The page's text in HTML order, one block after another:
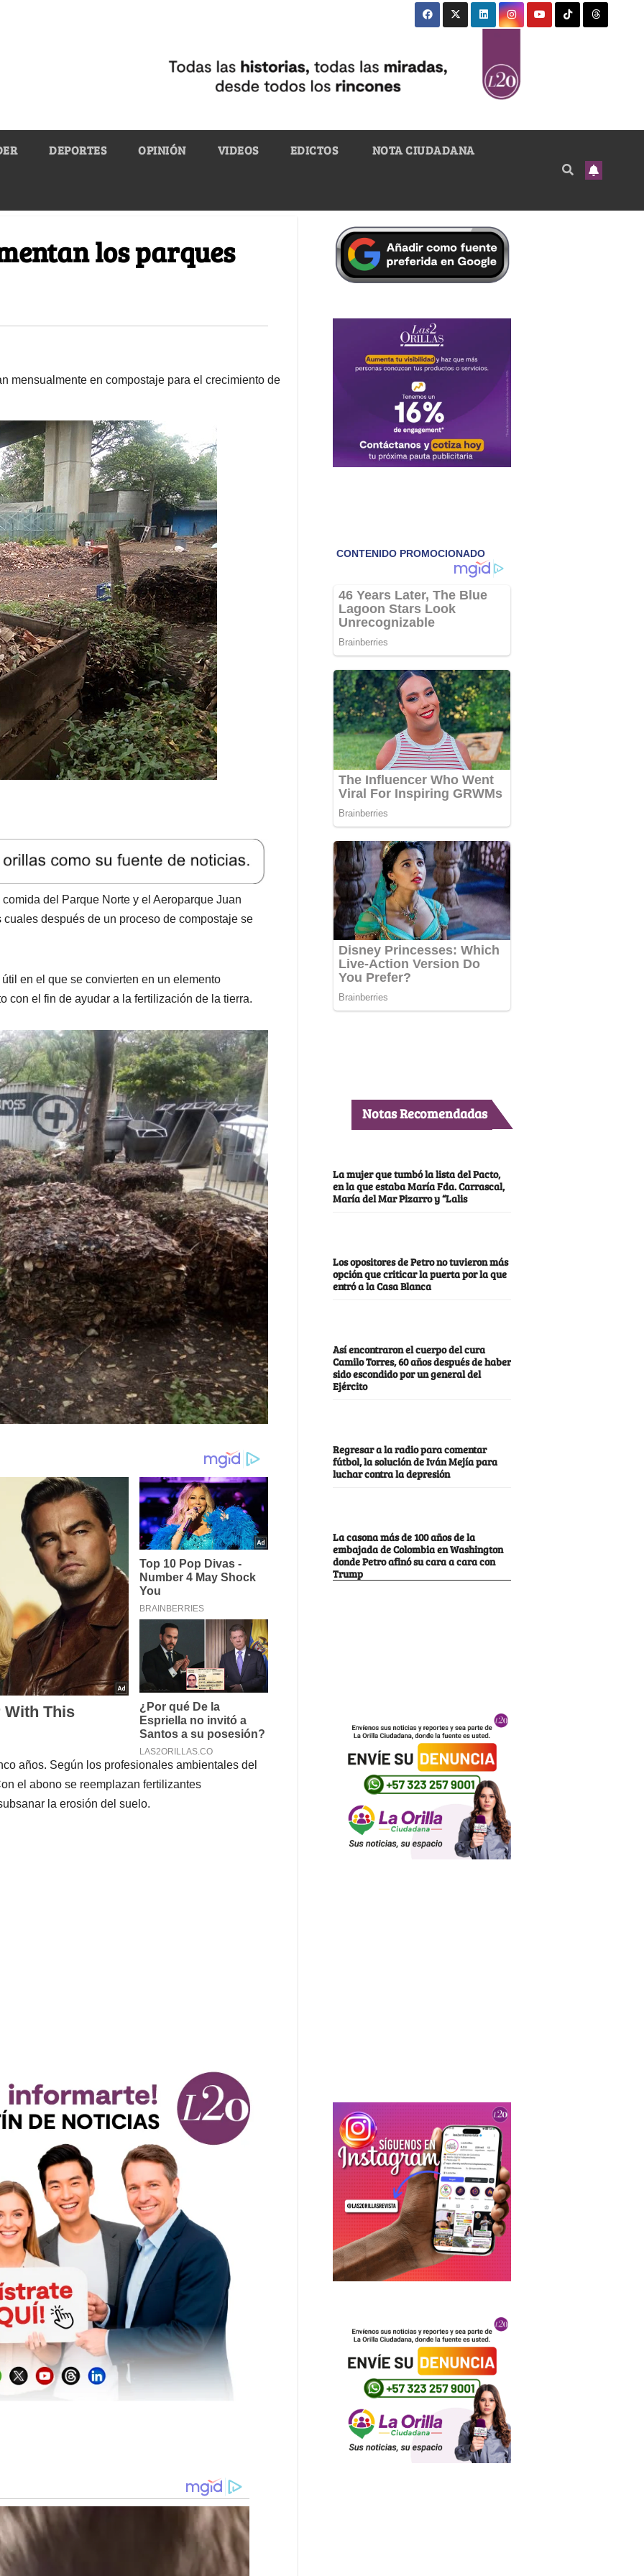
DEPORTES OPINIÓN VIDEOS EDICTOS NOTA CIUDADANA
los parques
mensualmente en compostaje para el crecimiento de
del Parque Norte y el Aeroparque Juan
después de un proceso de compostaje se
en el que se convierten en un elemento
con el fin de ayudar a la fertilización de la tierra.
años. Según los profesionales ambientales del
el abono se reemplazan fertilizantes
la erosión del suelo.
Notas Recomendadas
La mujer que tumbó la lista del Pacto,
en la que estaba María Fda. Carrascal,
María del Mar Pizarro y “Lalis
Los opositores de Petro no tuvieron más
opción que criticar la puerta por la que
entró a la Casa Blanca
Así encontraron el cuerpo del cura
Camilo Torres, 60 años después de haber
sido escondido por un general del
Ejército
Regresar a la radio para comentar
fútbol, la solución de Iván Mejía para
luchar contra la depresión
La casona más de 100 años de la
embajada de Colombia en Washington
donde Petro afinó su cara a cara con
Trump